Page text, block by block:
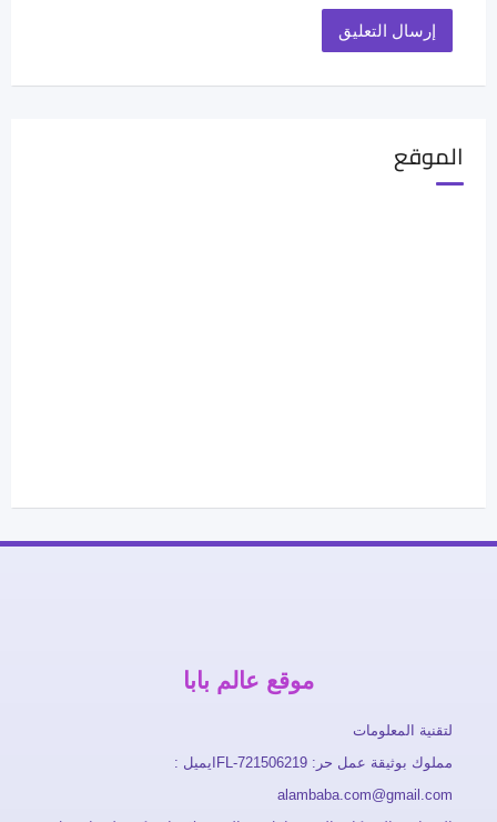
الموقع
موقع عالم بابا
لتقنية المعلومات
مملوك بوثيقة عمل حر: FL-721506219ايميل :
alambaba.com@gmail.com